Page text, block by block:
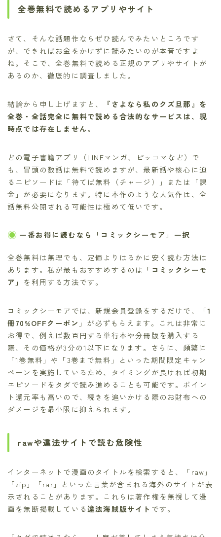
全巻無料で読めるアプリやサイト
さて、そんな話題作ならぜひ読んでみたいところです
が、できればお金をかけずに読みたいのが本音ですよ
ね。そこで、全巻無料で読める正規のアプリやサイトが
あるのか、徹底的に調査しました。
結論から申し上げますと、
『さよなら私のクズ旦那』を
全巻・全話完全に無料で読める合法的なサービスは、現
時点では存在しません。
どの電子書籍アプリ（LINEマンガ、ピッコマなど）で
も、冒頭の数話は無料で読めますが、最新話や核心に迫
るエピソードは「待てば無料（チャージ）」または「課
金」が必要になります。特に本作のような人気作は、全
話無料公開される可能性は極めて低いです。
一番お得に読むなら「コミックシーモア」一択
全巻無料は無理でも、定価よりはるかに安く読む方法は
あります。私が最もおすすめするのは 「コミックシーモ
ア」 を利用する方法です。
コミックシーモアでは、新規会員登録をするだけで、
「1
冊70%OFFクーポン」 が必ずもらえます。これは非常に
お得で、例えば数百円する単行本や分冊版を購入する
際、その価格が3分の1以下になります。さらに、頻繁に
「1巻無料」や「3巻まで無料」といった期間限定キャン
ペーンを実施しているため、タイミングが良ければ初期
エピソードをタダで読み進めることも可能です。ポイン
ト還元率も高いので、続きを追いかける際のお財布への
ダメージを最小限に抑えられます。
rawや違法サイトで読む危険性
インターネットで漫画のタイトルを検索すると、「raw」
「zip」「rar」といった言葉が含まれる海外のサイトが表
示されることがあります。これらは著作権を無視して漫
画を無断掲載している違法海賊版サイト です。